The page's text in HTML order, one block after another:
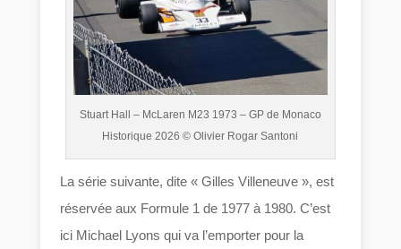
Stuart Hall – McLaren M23 1973 – GP de Monaco
Historique 2026 © Olivier Rogar Santoni
La série suivante, dite « Gilles Villeneuve », est
réservée aux Formule 1 de 1977 à 1980. C’est
ici Michael Lyons qui va l’emporter pour la